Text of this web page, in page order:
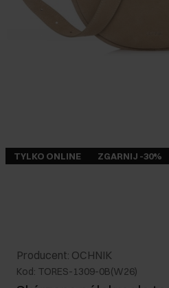
TYLKO ONLINE ZGARNIJ -30%
Producent: OCHNIK
Kod: TORES-1309-0B(W26)